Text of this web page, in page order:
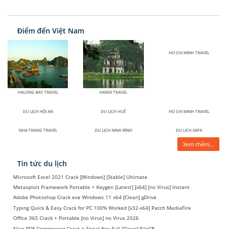
Điểm đến Việt Nam
HALONG BAY TRAVEL HANOI TRAVEL
HO CHI MINH TRAVEL
DU LỊCH HỘI AN DU LỊCH HUẾ HO CHI MINH TRAVEL
NHA TRANG TRAVEL DU LỊCH NINH BÌNH DU LỊCH SAPA
Xem thêm...
Tin tức du lịch
Microsoft Excel 2021 Crack [Windows] [Stable] Ultimate
Metasploit Framework Portable + Keygen [Latest] [x64] [no Virus] Instant
Adobe Photoshop Crack exe Windows 11 x64 [Clean] gDrive
Typing Quick & Easy Crack for PC 100% Worked [x32-x64] Patch MediaFire
Office 365 Crack + Portable [no Virus] no Virus 2026